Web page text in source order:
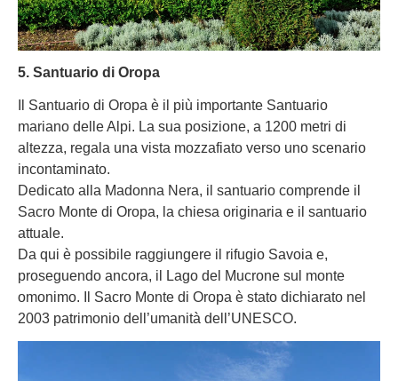
5. Santuario di Oropa
Il Santuario di Oropa è il più importante Santuario
mariano delle Alpi. La sua posizione, a 1200 metri di
altezza, regala una vista mozzafiato verso uno scenario
incontaminato.
Dedicato alla Madonna Nera, il santuario comprende il
Sacro Monte di Oropa, la chiesa originaria e il santuario
attuale.
Da qui è possibile raggiungere il rifugio Savoia e,
proseguendo ancora, il Lago del Mucrone sul monte
omonimo. Il Sacro Monte di Oropa è stato dichiarato nel
2003 patrimonio dell’umanità dell’UNESCO.